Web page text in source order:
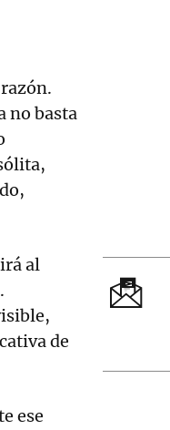
no basta
al
de
ese